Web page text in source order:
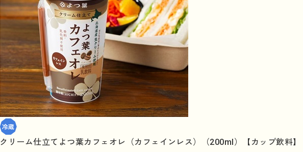
クリーム仕立てよつ葉カフェオレ（カフェインレス）（200ml）【カップ飲料】